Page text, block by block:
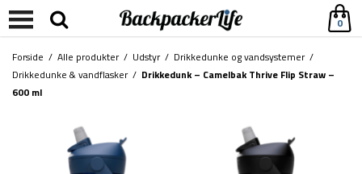
0
Forside / Alle produkter/ Udstyr/ Drikkedunke og vandsystemer/
Drikkedunke & vandflasker/ Drikkedunk – Camelbak Thrive Flip Straw –
600 ml